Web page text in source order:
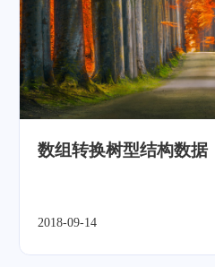
数组转换树型结构数据
2018-09-14